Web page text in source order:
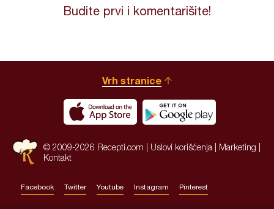
Budite prvi i komentarišite!
Vrh stranice
© 2009-2026 Recepti.com | Uslovi korišćenja Marketing
Kontakt
Facebook Twitter Youtube Instagram Pinterest